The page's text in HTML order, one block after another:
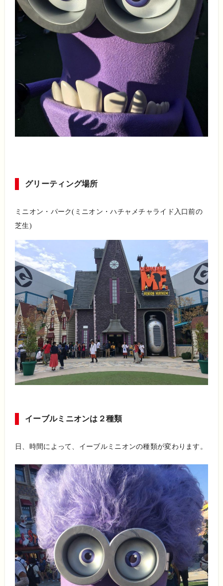
グリーティング場所
ミニオン・パーク(ミニオン・ハチャメチャライド入口前の
芝生)
イーブルミニオンは２種類
日、時間によって、イーブルミニオンの種類が変わります。